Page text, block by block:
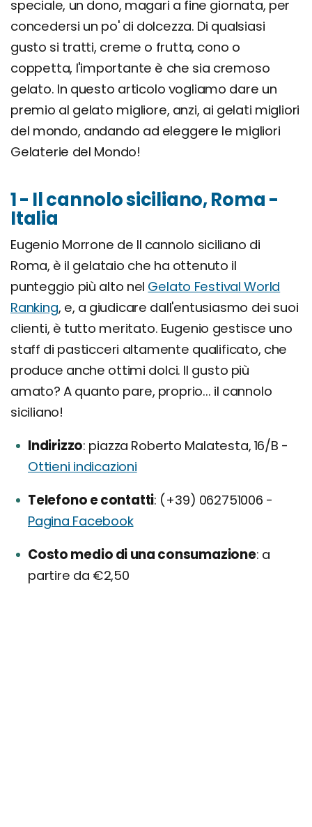
speciale, un dono, magari a fine giornata, per
concedersi un po' di dolcezza. Di qualsiasi
gusto si tratti, creme o frutta, cono o
coppetta, l'importante è che sia cremoso
gelato. In questo articolo vogliamo dare un
premio al gelato migliore, anzi, ai gelati migliori
del mondo, andando ad eleggere le migliori
Gelaterie del Mondo!
1 - Il cannolo siciliano, Roma -
Italia
Eugenio Morrone de Il cannolo siciliano di
Roma, è il gelataio che ha ottenuto il
punteggio più alto nel Gelato Festival World
Ranking, e, a giudicare dall'entusiasmo dei suoi
clienti, è tutto meritato. Eugenio gestisce uno
staff di pasticceri altamente qualificato, che
produce anche ottimi dolci. Il gusto più
amato? A quanto pare, proprio... il cannolo
siciliano!
Indirizzo piazza Roberto Malatesta, 16/B -
Ottieni indicazioni
Telefono e contatti (+39) 062751006 -
Pagina Facebook
Costo medio di una consumazione a
partire da €2,50